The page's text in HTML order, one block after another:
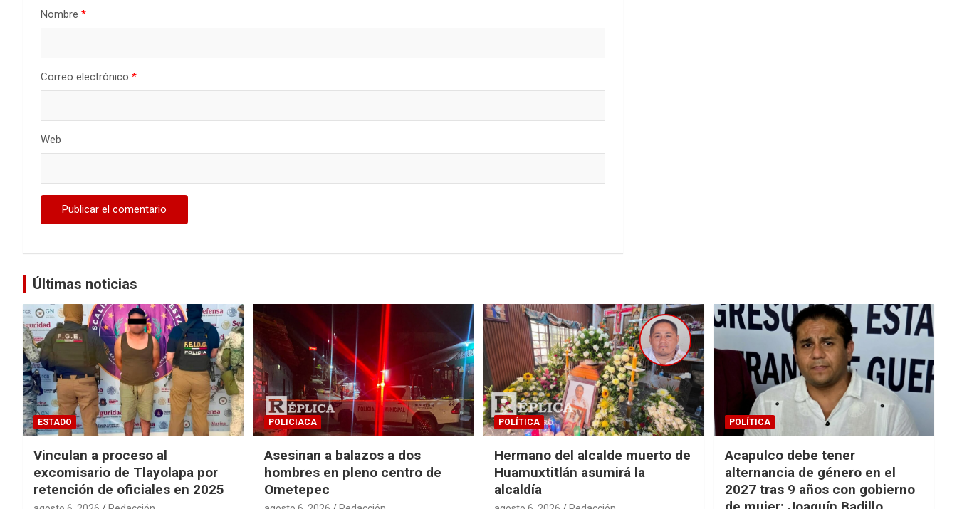
Nombre *
Correo electrónico *
Web
Últimas noticias
ESTADO
Vinculan a proceso al
excomisario de Tlayolapa por
retención de oficiales en 2025
POLICIACA
Asesinan a balazos a dos
hombres en pleno centro de
Ometepec
POLÍTICA
Hermano del alcalde muerto de
Huamuxtitlán asumirá la
alcaldía
POLÍTICA
Acapulco debe tener
alternancia de género en el
2027 tras 9 años con gobierno